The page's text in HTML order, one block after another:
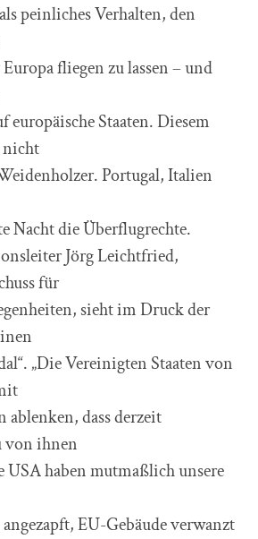
peinliches Verhalten, den
fliegen zu lassen – und
europäische Staaten. Diesem
Portugal, Italien
Nacht die Überflugrechte.
Jörg Leichtfried,
für
sieht im Druck der
„Die Vereinigten Staaten von
ablenken, dass derzeit
von ihnen
haben mutmaßlich unsere
EU-Gebäude verwanzt